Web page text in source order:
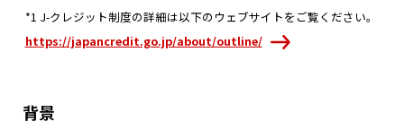
*1 J-クレジット制度の詳細は以下のウェブサイトをご覧ください。
https://japancredit.go.jp/about/outline/
背景